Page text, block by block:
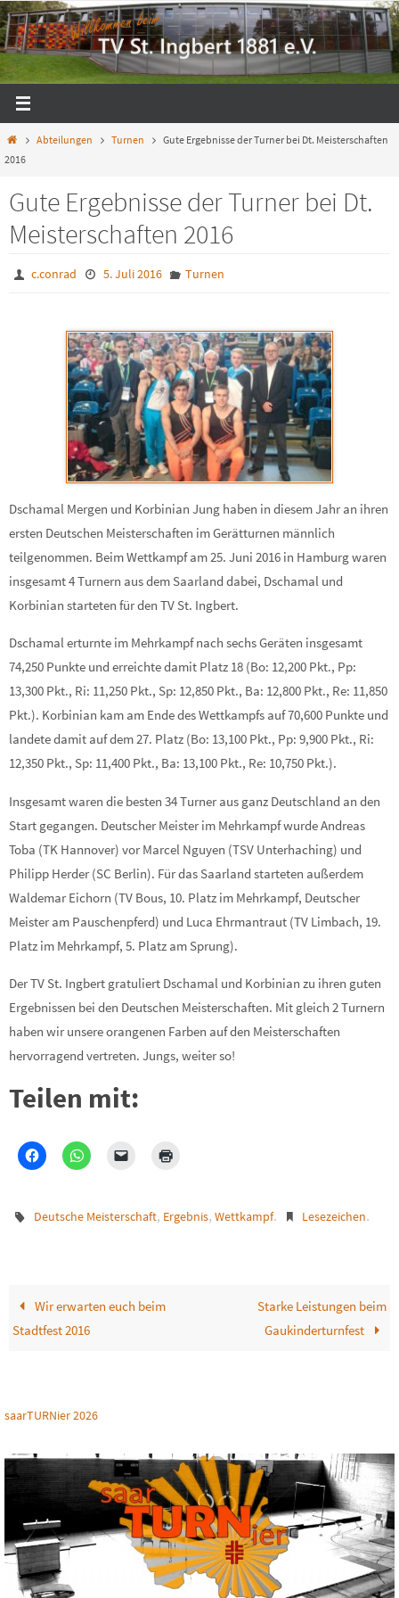
Zum
Inhalt
springen
StartAbteilungen Turnen
Gute Ergebnisse der Turner bei Dt. Meisterschaften
2016
Gute Ergebnisse der Turner bei Dt.
Meisterschaften 2016
c.conrad 5. Juli 2016 Turnen
Dschamal Mergen und Korbinian Jung haben in diesem Jahr an ihren
ersten Deutschen Meisterschaften im Gerätturnen männlich
teilgenommen. Beim Wettkampf am 25. Juni 2016 in Hamburg waren
insgesamt 4 Turnern aus dem Saarland dabei, Dschamal und
Korbinian starteten für den TV St. Ingbert.
Dschamal erturnte im Mehrkampf nach sechs Geräten insgesamt
74,250 Punkte und erreichte damit Platz 18 (Bo: 12,200 Pkt., Pp:
13,300 Pkt., Ri: 11,250 Pkt., Sp: 12,850 Pkt., Ba: 12,800 Pkt., Re: 11,850
Pkt.). Korbinian kam am Ende des Wettkampfs auf 70,600 Punkte und
landete damit auf dem 27. Platz (Bo: 13,100 Pkt., Pp: 9,900 Pkt., Ri:
12,350 Pkt., Sp: 11,400 Pkt., Ba: 13,100 Pkt., Re: 10,750 Pkt.).
Insgesamt waren die besten 34 Turner aus ganz Deutschland an den
Start gegangen. Deutscher Meister im Mehrkampf wurde Andreas
Toba (TK Hannover) vor Marcel Nguyen (TSV Unterhaching) und
Philipp Herder (SC Berlin). Für das Saarland starteten außerdem
Waldemar Eichorn (TV Bous, 10. Platz im Mehrkampf, Deutscher
Meister am Pauschenpferd) und Luca Ehrmantraut (TV Limbach, 19.
Platz im Mehrkampf, 5. Platz am Sprung).
Der TV St. Ingbert gratuliert Dschamal und Korbinian zu ihren guten
Ergebnissen bei den Deutschen Meisterschaften. Mit gleich 2 Turnern
haben wir unsere orangenen Farben auf den Meisterschaften
hervorragend vertreten. Jungs, weiter so!
Teilen mit:
Deutsche Meisterschaft, Ergebnis,Wettkampf. Lesezeichen.
Wir erwarten euch beim
Stadtfest 2016
Starke Leistungen beim
Gaukinderturnfest
saarTURNier 2026